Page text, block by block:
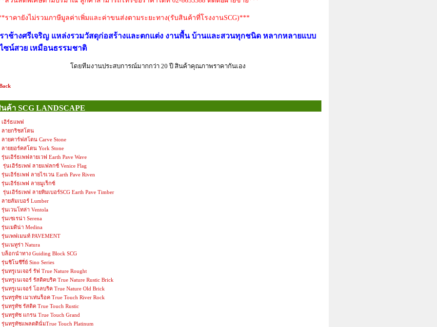
ราคายังไม่รวมภาษีมูลค่าเพิ่มและค่าขนส่งตามระยะทาง(รับสินค้าที่โรงงานSCG)***
าช้างศรีเจริญ แหล่งรวมวัสดุก่อสร้างและตกแต่ง งานพื้น บ้านและสวนทุกชนิด หลากหลายแบบ
ซน์สวย เหมือนธรรมชาติ
โดยทีมงานประสบการณ์มากกว่า 20 ปี สินค้าคุณภาพราคากันเอง
ค้า SCG LANDSCAPE
เอิร์ธแพฟ
ลายกริชสโตน
ลายคาร์ฟสโตน Carve Stone
ลายยอร์คสโตน York Stone
รุ่นเอิร์ธเพฟลายเวฟ Earth Pave Wave
รุ่นเอิร์ธเพฟ ลายแฟลกซ์ Venice Flag
รุ่นเอิร์ธเพฟ ลายไรเวน Earth Pave Riven
รุ่นเอิร์ธเพฟ ลายมูเร็กซ์
รุ่นเอิร์ธเพฟ ลายทิมเบอร์SCG Earth Pave Timber
ลายลัมเบอร์ Lumber
รุ่นเวนโทล่า Ventola
รุ่นเซเรน่า Serena
รุ่นเมดิน่า Medina
รุ่นเพฟเมนท์ PAVEMENT
รุ่นเนทูร่า Natura
บล็อกนำทาง Guiding Block SCG
รุ่นชิโนซีรี่ย์ Sino Series
รุ่นทรูเนเจอร์ รัฟ True Nature Rought
รุ่นทรูเนเจอร์ รัสติคบริค True Nature Rustic Brick
รุ่นทรูเนเจอร์ โอลบริค True Nature Old Brick
รุ่นทรูทัช เมาเท่นร็อค True Touch River Rock
รุ่นทรูทัช รัสติค True Touch Rustic
รุ่นทรูทัช แกรน True Touch Grand
รุ่นทรูทัชแพลตตินั่มTrue Touch Platinum